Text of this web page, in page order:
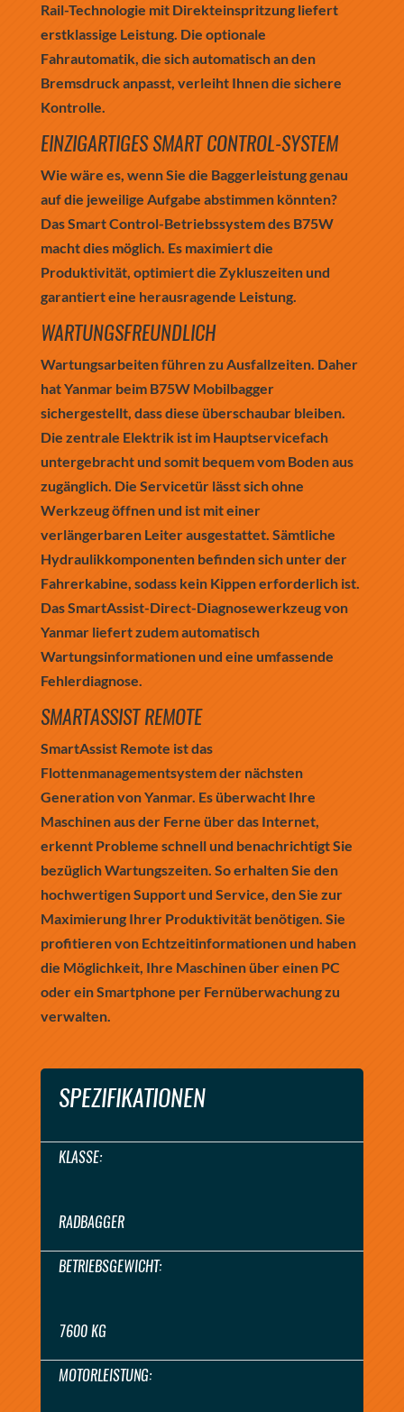
Rail-Technologie mit Direkteinspritzung liefert
erstklassige Leistung. Die optionale
Fahrautomatik, die sich automatisch an den
Bremsdruck anpasst, verleiht Ihnen die sichere
Kontrolle.
EINZIGARTIGES SMART CONTROL-SYSTEM
Wie wäre es, wenn Sie die Baggerleistung genau
auf die jeweilige Aufgabe abstimmen könnten?
Das Smart Control-Betriebssystem des B75W
macht dies möglich. Es maximiert die
Produktivität, optimiert die Zykluszeiten und
garantiert eine herausragende Leistung.
WARTUNGSFREUNDLICH
Wartungsarbeiten führen zu Ausfallzeiten. Daher
hat Yanmar beim B75W Mobilbagger
sichergestellt, dass diese überschaubar bleiben.
Die zentrale Elektrik ist im Hauptservicefach
untergebracht und somit bequem vom Boden aus
zugänglich. Die Servicetür lässt sich ohne
Werkzeug öffnen und ist mit einer
verlängerbaren Leiter ausgestattet. Sämtliche
Hydraulikkomponenten befinden sich unter der
Fahrerkabine, sodass kein Kippen erforderlich ist.
Das SmartAssist-Direct-Diagnosewerkzeug von
Yanmar liefert zudem automatisch
Wartungsinformationen und eine umfassende
Fehlerdiagnose.
SMARTASSIST REMOTE
SmartAssist Remote ist das
Flottenmanagementsystem der nächsten
Generation von Yanmar. Es überwacht Ihre
Maschinen aus der Ferne über das Internet,
erkennt Probleme schnell und benachrichtigt Sie
bezüglich Wartungszeiten. So erhalten Sie den
hochwertigen Support und Service, den Sie zur
Maximierung Ihrer Produktivität benötigen. Sie
profitieren von Echtzeitinformationen und haben
die Möglichkeit, Ihre Maschinen über einen PC
oder ein Smartphone per Fernüberwachung zu
verwalten.
SPEZIFIKATIONEN
KLASSE:
RADBAGGER
BETRIEBSGEWICHT:
7600 KG
MOTORLEISTUNG: